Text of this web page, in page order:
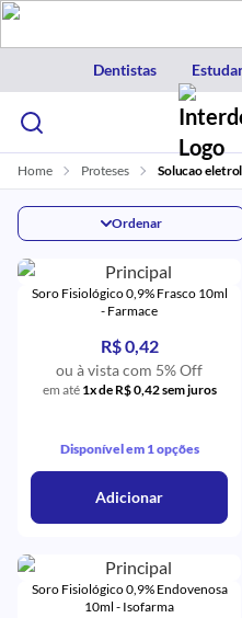
Dentistas
Home Proteses Solucao
Ordenar
Soro Fisiológico 0,9% Frasco 10ml
- Farmace
R$ 0,42
ou à vista com 5% Off
em até 1x de R$ 0,42 sem juros
Disponível em 1 opções
Adicionar
Soro Fisiológico 0,9% Endovenosa
10ml - Isofarma